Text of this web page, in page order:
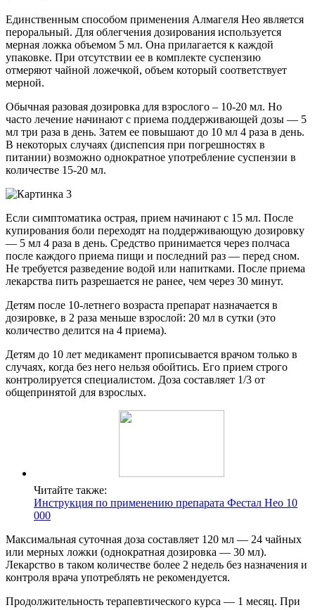
Единственным способом применения Алмагеля Нео является
пероральный. Для облегчения дозирования используется
мерная ложка объемом 5 мл. Она прилагается к каждой
упаковке. При отсутствии ее в комплекте суспензию
отмеряют чайной ложечкой, объем который соответствует
мерной.
Обычная разовая дозировка для взрослого – 10-20 мл. Но
часто лечение начинают с приема поддерживающей дозы — 5
мл три раза в день. Затем ее повышают до 10 мл 4 раза в день.
В некоторых случаях (диспепсия при погрешностях в
питании) возможно однократное употребление суспензии в
количестве 15-20 мл.
Если симптоматика острая, прием начинают с 15 мл. После
купирования боли переходят на поддерживающую дозировку
— 5 мл 4 раза в день. Средство принимается через полчаса
после каждого приема пищи и последний раз — перед сном.
Не требуется разведение водой или напитками. После приема
лекарства пить разрешается не ранее, чем через 30 минут.
Детям после 10-летнего возраста препарат назначается в
дозировке, в 2 раза меньше взрослой: 20 мл в сутки (это
количество делится на 4 приема).
Детям до 10 лет медикамент прописывается врачом только в
случаях, когда без него нельзя обойтись. Его прием строго
контролируется специалистом. Доза составляет 1/3 от
общепринятой для взрослых.
Читайте также:
Инструкция по применению препарата Фестал Нео 10
000
Максимальная суточная доза составляет 120 мл — 24 чайных
или мерных ложки (однократная дозировка — 30 мл).
Лекарство в таком количестве более 2 недель без назначения и
контроля врача употреблять не рекомендуется.
Продолжительность терапевтического курса — 1 месяц. При